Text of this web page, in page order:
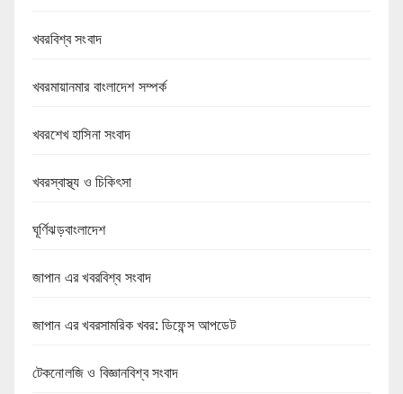
খবরবিশ্ব সংবাদ
খবরমায়ানমার বাংলাদেশ সম্পর্ক
খবরশেখ হাসিনা সংবাদ
খবরস্বাস্থ্য ও চিকিৎসা
ঘূর্ণিঝড়বাংলাদেশ
জাপান এর খবরবিশ্ব সংবাদ
জাপান এর খবরসামরিক খবর: ডিফেন্স আপডেট
টেকনোলজি ও বিজ্ঞানবিশ্ব সংবাদ